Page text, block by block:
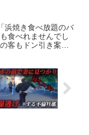
浜焼き食べ放題のバ
食べれませんでし
客もドン引き案件